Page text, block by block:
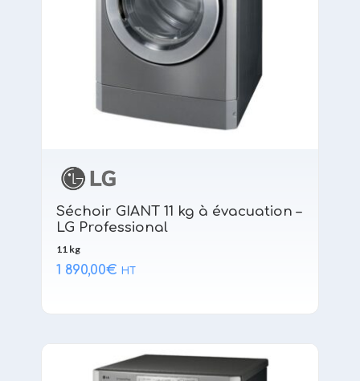
Séchoir GIANT 11 kg à évacuation –
LG Professional
11 kg
1 890,00€ HT